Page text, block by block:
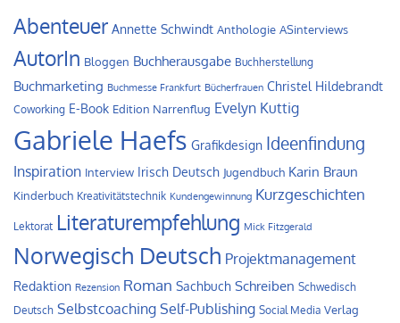
Abenteuer Annette Schwindt Anthologie ASinterviews
AutorIn Bloggen Buchherausgabe Buchherstellung
Buchmarketing Buchmesse Frankfurt Bücherfrauen Christel Hildebrandt
Coworking E-Book Edition Narrenflug Evelyn Kuttig
Gabriele Haefs Grafikdesign Ideenfindung
Inspiration Interview Irisch Deutsch Jugendbuch Karin Braun
Kinderbuch Kreativitätstechnik Kundengewinnung Kurzgeschichten
Lektorat Literaturempfehlung Mick Fitzgerald
Norwegisch Deutsch Projektmanagement
Redaktion Rezension Roman Sachbuch Schreiben Schwedisch
Deutsch Selbstcoaching Self-Publishing Social Media Verlag